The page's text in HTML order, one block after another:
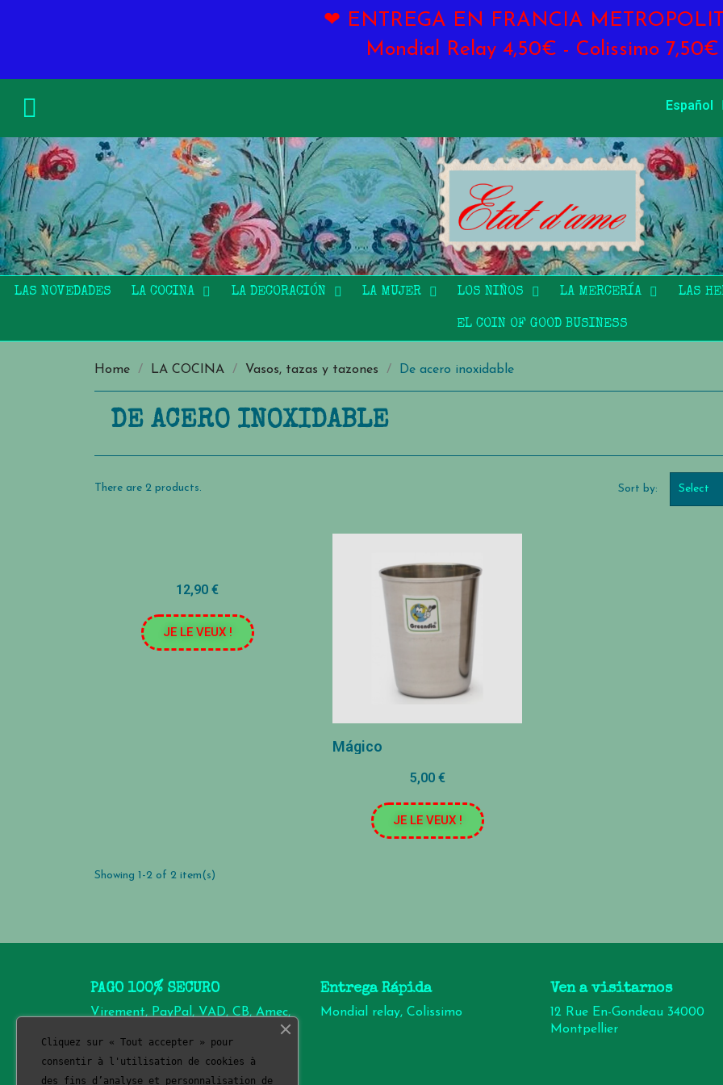
❤ ENTREGA EN FRANCIA
Mondial Relay 4,50€ - Colissimo 7,50€
Español
LAS NOVEDADES LA COCINA LA DECORACIÓN LA MUJER LOS NIÑOS LA MERCERÍA LAS
EL COIN OF GOOD BUSINESS
Home LA COCINA Vasos, tazas y tazones De acero inoxidable
DE ACERO INOXIDABLE
There are 2 products. Sort by: Select
12,90 €
JE LE VEUX !
Mágico
5,00 €
JE LE VEUX !
Showing 1-2 of 2 item(s)
PAGO 100% SECURO
Virement, PayPal, VAD, CB, Amec,
Entrega Rápida
Mondial relay, Colissimo
Ven a visitarnos
12 Rue En-Gondeau 34000
Montpellier
Cliquez sur « Tout accepter » pour
consentir à l'utilisation de cookies à
des fins d’analyse et personnalisation de